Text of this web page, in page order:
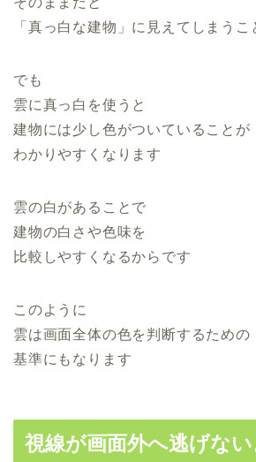
「真っ白な建物」に見えてしまうこ
でも
雲に真っ白を使うと
建物には少し色がついていることが
わかりやすくなります
雲の白があることで
建物の白さや色味を
比較しやすくなるからです
このように
雲は画面全体の色を判断するための
基準にもなります
視線が画面外へ逃げな